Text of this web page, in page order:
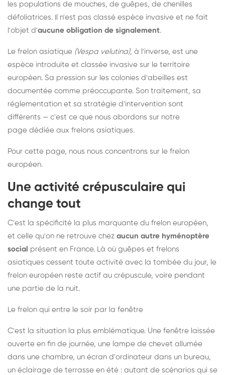
les populations de mouches, de guêpes, de chenilles
défoliatrices. Il n'est pas classé espèce invasive et ne fait
l'objet d'aucune obligation de signalement.
Le frelon asiatique (Vespa velutina), à l'inverse, est une
espèce introduite et classée invasive sur le territoire
européen. Sa pression sur les colonies d'abeilles est
documentée comme préoccupante. Son traitement, sa
réglementation et sa stratégie d'intervention sont
différents — c'est ce que nous abordons sur notre
page dédiée aux frelons asiatiques.
Pour cette page, nous nous concentrons sur le frelon
européen.
Une activité crépusculaire qui
change tout
C'est la spécificité la plus marquante du frelon européen,
et celle qu'on ne retrouve chez aucun autre hyménoptère
social présent en France. Là où guêpes et frelons
asiatiques cessent toute activité avec la tombée du jour, le
frelon européen reste actif au crépuscule, voire pendant
une partie de la nuit.
Le frelon qui entre le soir par la fenêtre
C'est la situation la plus emblématique. Une fenêtre laissée
ouverte en fin de journée, une lampe de chevet allumée
dans une chambre, un écran d'ordinateur dans un bureau,
un éclairage de terrasse en été : autant de scénarios qui se